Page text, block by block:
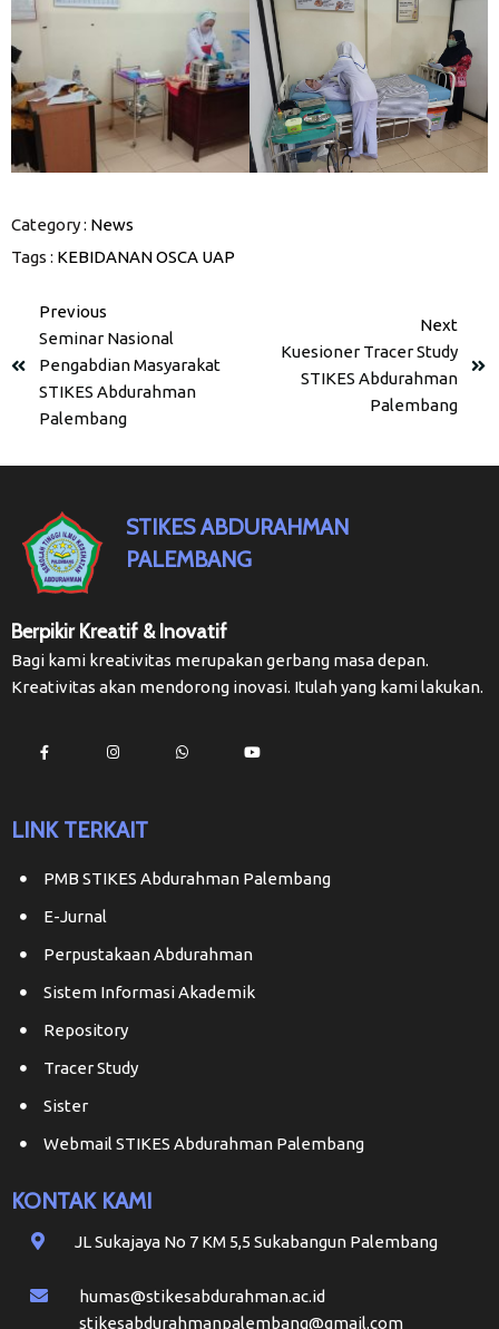
Category : News
Tags : KEBIDANANOSCA UAP
Previous
Seminar Nasional
Pengabdian Masyarakat
STIKES Abdurahman
Palembang
Next
Kuesioner Tracer Study
STIKES Abdurahman
Palembang
STIKES ABDURAHMAN
PALEMBANG
Berpikir Kreatif & Inovatif
Bagi kami kreativitas merupakan gerbang masa depan.
Kreativitas akan mendorong inovasi. Itulah yang kami lakukan.
LINK TERKAIT
PMB STIKES Abdurahman Palembang
E-Jurnal
Perpustakaan Abdurahman
Sistem Informasi Akademik
Repository
Tracer Study
Sister
Webmail STIKES Abdurahman Palembang
KONTAK KAMI
JL Sukajaya No 7 KM 5,5 Sukabangun Palembang
humas@stikesabdurahman.ac.id
stikesabdurahmanpalembang@gmail.com